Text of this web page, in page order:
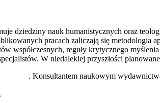
dziedziny nauk humanistycznych oraz
pracach zaliczają się
współczesnych, reguły krytycznego
W niedalekiej przyszłości
. Konsultantem naukowym